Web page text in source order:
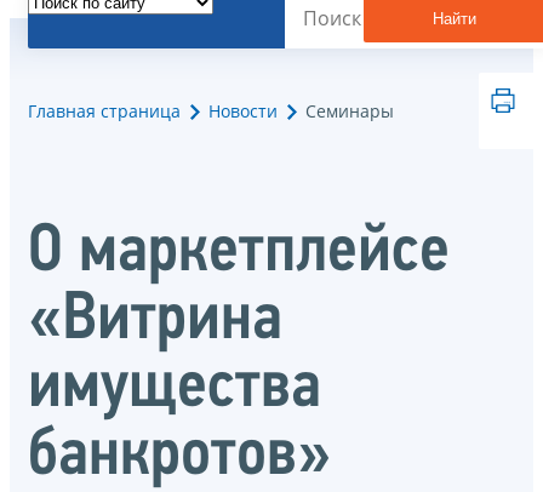
Найти
Главная страница Новости Семинары
О маркетплейсе
«Витрина
имущества
банкротов»